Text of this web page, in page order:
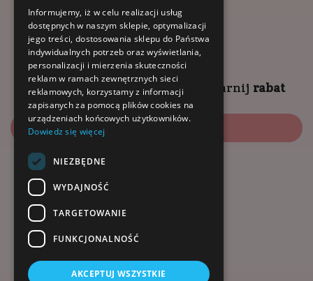
godziny otwarcia:
9:00 - 18:00 (pon-pt)
10:00 - 14:00 (sob)
Zapisz się naNEWSLETTER zgarnij rabat
Zapisz się
Informujemy, iż w celu realizacji usług
dostępnych w naszym sklepie, optymalizacji
jego treści, dostosowania sklepu do Państwa
indywidualnych potrzeb oraz wyświetlania,
personalizacji i mierzenia skuteczności
reklam w ramach zewnętrznych sieci
reklamowych, korzystamy z informacji
zapisanych za pomocą plików cookies na
urządzeniach końcowych użytkowników.
Dowiedz się więcej
NIEZBĘDNE
WYDAJNOŚĆ
TARGETOWANIE
FUNKCJONALNOŚĆ
AKCEPTUJ WSZYSTKIE